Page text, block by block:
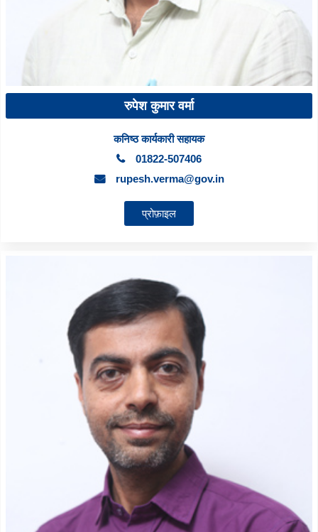
रुपेश कुमार वर्मा
कनिष्ठ कार्यकारी सहायक
01822-507406
rupesh.verma@gov.in
प्रोफ़ाइल